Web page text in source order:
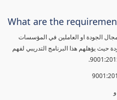
What are the
الجودة او العاملين في المؤسسات
يؤهلهم هذا البرنامج التدريبي لفهم